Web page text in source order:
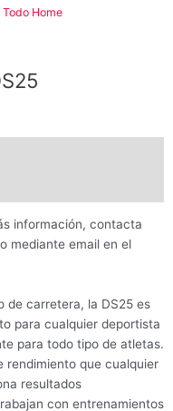
Todo Home
información, contacta
mediante email en el
de carretera, la DS25 es
para cualquier deportista
para todo tipo de atletas.
rendimiento que cualquier
resultados
con entrenamientos